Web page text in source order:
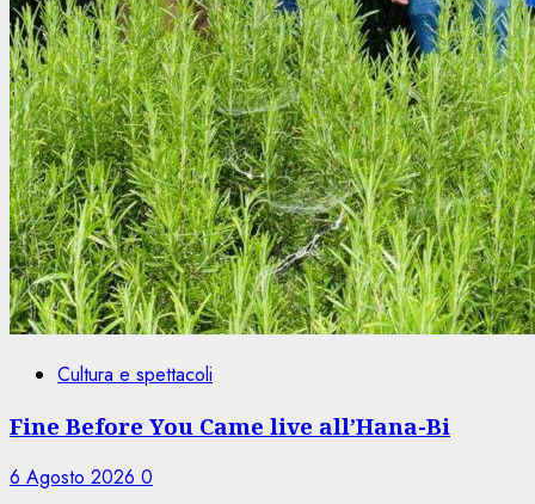
Cultura e spettacoli
Fine Before You Came live all’Hana-Bi
6 Agosto 2026 0